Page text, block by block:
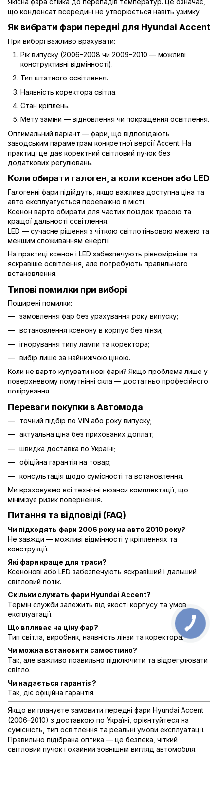
Якісна фара стійка до перепадів температур. Це означає,
що конденсат всередині не утворюється навіть узимку.
Як вибрати фари передні для Hyundai Accent
При виборі важливо врахувати:
Рік випуску (2006–2008 чи 2009–2010 — можливі
конструктивні відмінності).
Тип штатного освітлення.
Наявність коректора світла.
Стан кріплень.
Мету заміни — відновлення чи покращення освітлення.
Оптимальний варіант — фари, що відповідають
заводським параметрам конкретної версії Accent. На
практиці це дає коректний світловий пучок без
додаткових регулювань.
Коли обирати галоген, а коли ксенон або LED
Галогенні фари підійдуть, якщо важлива доступна ціна та
авто експлуатується переважно в місті.
Ксенон варто обирати для частих поїздок трасою та
кращої дальності освітлення.
LED — сучасне рішення з чіткою світлотіньовою межею та
меншим споживанням енергії.
На практиці ксенон і LED забезпечують рівномірніше та
яскравіше освітлення, але потребують правильного
встановлення.
Типові помилки при виборі
Поширені помилки:
замовлення фар без урахування року випуску;
встановлення ксенону в корпус без лінзи;
ігнорування типу лампи та коректора;
вибір лише за найнижчою ціною.
Коли не варто купувати нові фари? Якщо проблема лише у
поверхневому помутнінні скла — достатньо професійного
полірування.
Переваги покупки в Автомода
точний підбір по VIN або року випуску;
актуальна ціна без прихованих доплат;
швидка доставка по Україні;
офіційна гарантія на товар;
консультація щодо сумісності та встановлення.
Ми враховуємо всі технічні нюанси комплектації, що
мінімізує ризик повернення.
Питання та відповіді (FAQ)
Чи підходять фари 2006 року на авто 2010 року?
Не завжди — можливі відмінності у кріпленнях та
конструкції.
Які фари краще для траси?
Ксенонові або LED забезпечують яскравіший і дальший
світловий потік.
Скільки служать фари Hyundai Accent?
Термін служби залежить від якості корпусу та умов
експлуатації.
Що впливає на ціну фар?
Тип світла, виробник, наявність лінзи та коректора.
Чи можна встановити самостійно?
Так, але важливо правильно підключити та відрегулювати
світло.
Чи надається гарантія?
Так, діє офіційна гарантія.
Якщо ви плануєте замовити передні фари Hyundai Accent
(2006–2010) з доставкою по Україні, орієнтуйтеся на
сумісність, тип освітлення та реальні умови експлуатації.
Правильно підібрана оптика — це безпека, чіткий
світловий пучок і охайний зовнішній вигляд автомобіля.